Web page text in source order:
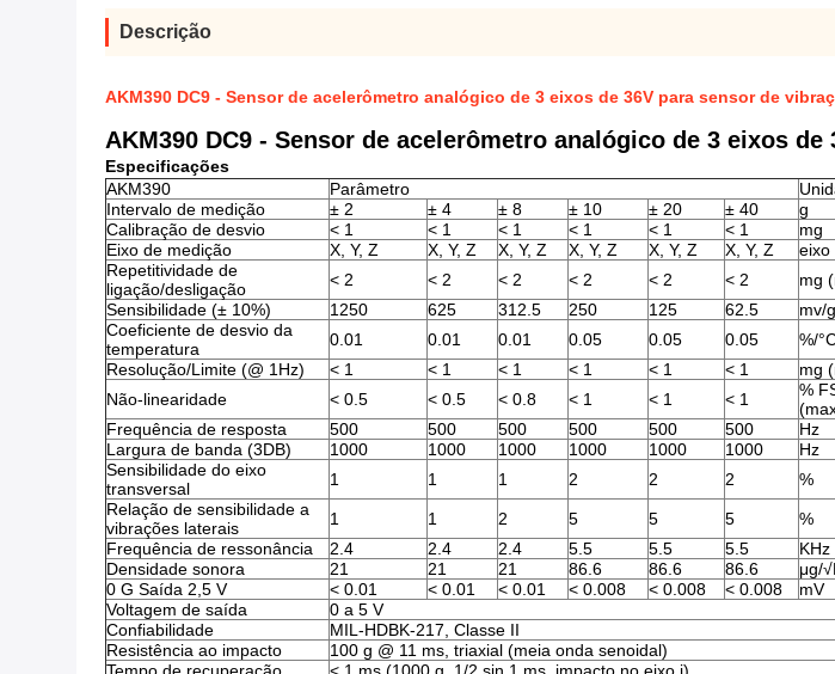
Descrição
AKM390 DC9 - Sensor de acelerômetro analógico de 3 eixos de 36V para sensor de
AKM390 DC9 - Sensor de acelerômetro analógico de 3 eixos
Especificações
AKM390
Parâmetro
Intervalo de medição
± 2 ± 4 ± 8 ± 10 ± 20 ± 40
g
Calibração de desvio
< 1 < 1 < 1 < 1 < 1 < 1
mg
Eixo de medição
X, Y, Z X, Y, Z X, Y, Z X, Y, Z X, Y, Z X, Y, Z
eixo
Repetitividade de
ligação/desligação
< 2 < 2 < 2 < 2 < 2 < 2
mg
Sensibilidade (± 10%)
1250 625 312.5 250 125 62.5
mv/g
Coeficiente de desvio da
temperatura
0.01 0.01 0.01 0.05 0.05 0.05
%/
Resolução/Limite (@ 1Hz)
< 1 < 1 < 1 < 1 < 1 < 1
mg
Não-linearidade
< 0.5 < 0.5 < 0.8 < 1 < 1 < 1
%
Frequência de resposta
500 500 500 500 500 500
Hz
Largura de banda (3DB)
1000 1000 1000 1000 1000 1000
Hz
Sensibilidade do eixo
transversal
1 1 1 2 2 2
%
Relação de sensibilidade a
vibrações laterais
1 1 2 5 5 5
%
Frequência de ressonância
2.4 2.4 2.4 5.5 5.5 5.5
KHz
Densidade sonora
21 21 21 86.6 86.6 86.6
μg/
0 G Saída 2,5 V
< 0.01 < 0.01 < 0.01 < 0.008 < 0.008 < 0.008
mV
Voltagem de saída
0 a 5 V
Confiabilidade
MIL-HDBK-217, Classe II
Resistência ao impacto
100 g @ 11 ms, triaxial (meia onda senoidal)